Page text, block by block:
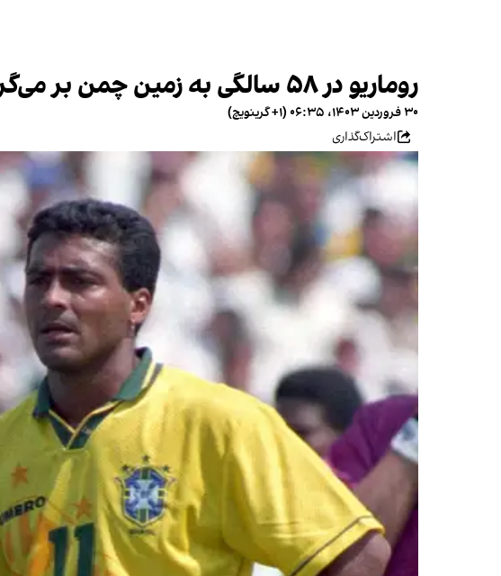
روماریو در ۵۸ سالگی به زمین چمن بر می‌گردد، البته در کنار پسرش و با باشگاه خانوادگی!
۳۰ فروردین ۱۴۰۳، ۰۶:۳۵ (‎+۱ گرینویچ)
اشتراک‌گذاری